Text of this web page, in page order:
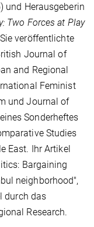
und Herausgeberin
Two Forces at Play
veröffentlichte
Journal of
and Regional
Feminist
und Journal of
Sonderheftes
Studies
East. Ihr Artikel
Bargaining
neighborhood",
durch das
Research.